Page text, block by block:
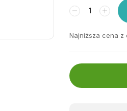
Najniższa cena z